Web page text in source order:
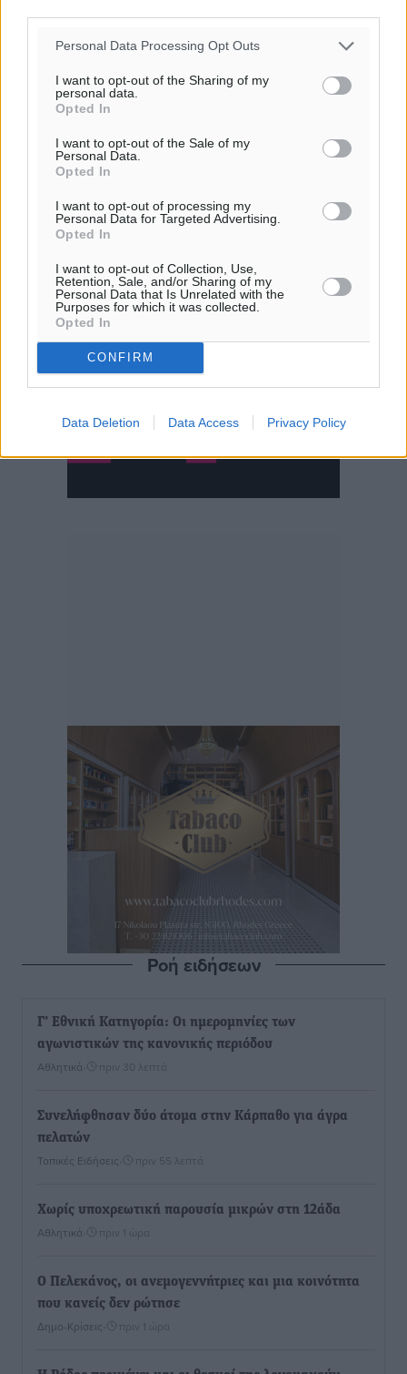
Personal Data Processing Opt Outs
I want to opt-out of the Sharing of my
personal data.
Opted In
I want to opt-out of the Sale of my
Personal Data.
Opted In
I want to opt-out of processing my
Personal Data for Targeted Advertising.
Opted In
I want to opt-out of Collection, Use,
Retention, Sale, and/or Sharing of my
Personal Data that Is Unrelated with the
Purposes for which it was collected.
Opted In
CONFIRM
Data Deletion Data Access Privacy Policy
30°/30°
πρόγνωση:
Ροή ειδήσεων
Γ’ Εθνική Κατηγορία: Οι ημερομηνίες των
αγωνιστικών της κανονικής περιόδου
Αθλητικά πριν 30 λεπτά
Συνελήφθησαν δύο άτομα στην Κάρπαθο για άγρα
πελατών
Τοπικές Ειδήσεις πριν 55 λεπτά
Χωρίς υποχρεωτική παρουσία μικρών στη 12άδα
Αθλητικά πριν 1 ώρα
Ο Πελεκάνος, οι ανεμογεννήτριες και μια κοινότητα
που κανείς δεν ρώτησε
Δημο-Κρίσεις πριν 1 ώρα